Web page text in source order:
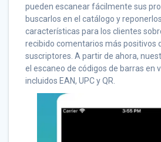
pueden escanear fácilmente sus
buscarlos en el catálogo y
características para los clientes
recibido comentarios más positivos
suscriptores. A partir de ahora,
el escaneo de códigos de barras en
incluidos EAN, UPC y QR.